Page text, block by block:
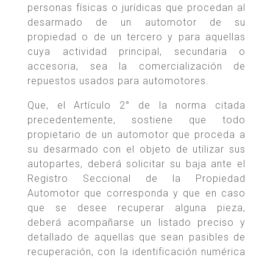
personas físicas o jurídicas que procedan al
desarmado de un automotor de su
propiedad o de un tercero y para aquellas
cuya actividad principal, secundaria o
accesoria, sea la comercialización de
repuestos usados para automotores.
Que, el Artículo 2° de la norma citada
precedentemente, sostiene que todo
propietario de un automotor que proceda a
su desarmado con el objeto de utilizar sus
autopartes, deberá solicitar su baja ante el
Registro Seccional de la Propiedad
Automotor que corresponda y que en caso
que se desee recuperar alguna pieza,
deberá acompañarse un listado preciso y
detallado de aquellas que sean pasibles de
recuperación, con la identificación numérica